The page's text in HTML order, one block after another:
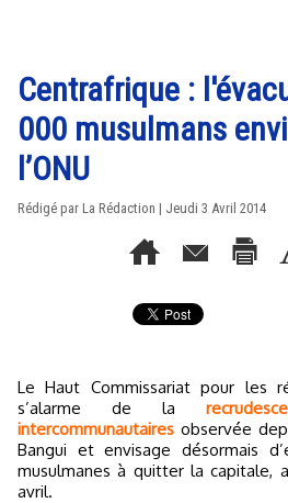
Centrafrique :
000 musulmans
l’ONU
Rédigé par La Rédaction | Jeudi 3 Avril 2014
Le Haut Commissariat pour les réfugiés de l’ONU (HCR)
s’alarme de la
intercommunautaires observée
Bangui et envisage désormais
musulmanes à quitter la capitale,
avril.